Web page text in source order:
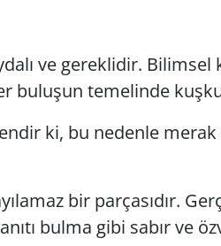
ve gereklidir. Bilimsel
buluşun temelinde
ki, bu nedenle
bir parçasıdır.
bulma gibi sabır ve